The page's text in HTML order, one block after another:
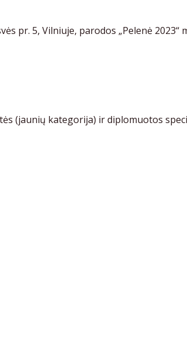
pr. 5, Vilniuje, parodos „Pelenė 2023“
(jaunių kategorija) ir diplomuotos